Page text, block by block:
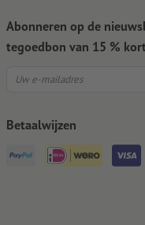
Abonneren op de
tegoedbon van 15 %
Betaalwijzen